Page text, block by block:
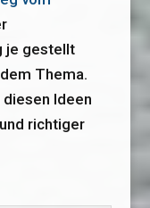
je gestellt
Thema.
Ideen
richtiger